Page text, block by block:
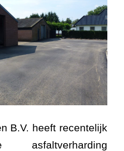
B.V. heeft recentelijk